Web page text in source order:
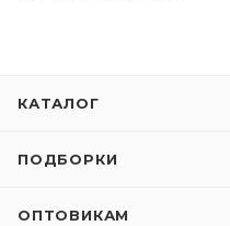
КАТАЛОГ
ПОДБОРКИ
ОПТОВИКАМ